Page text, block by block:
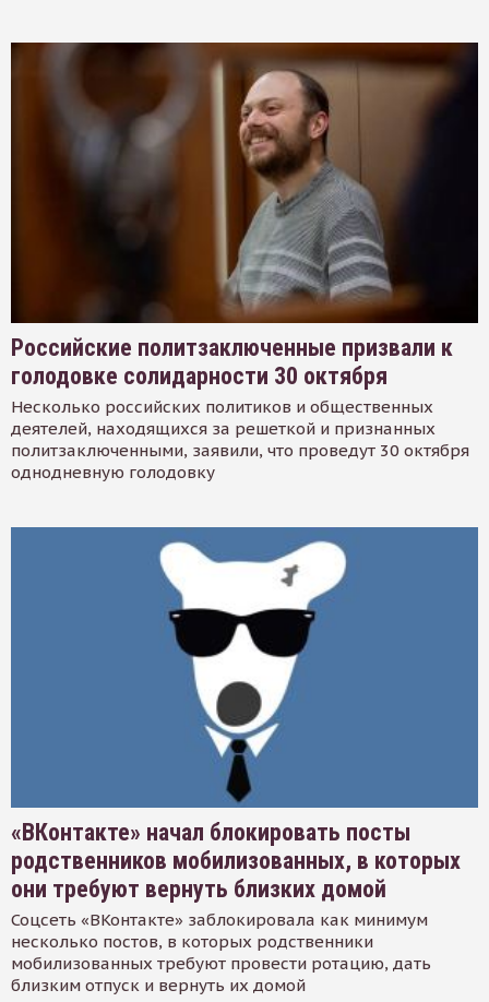
Российские политзаключенные призвали к
голодовке солидарности 30 октября
Несколько российских политиков и общественных
деятелей, находящихся за решеткой и признанных
политзаключенными, заявили, что проведут 30 октября
однодневную голодовку
«ВКонтакте» начал блокировать посты
родственников мобилизованных, в которых
они требуют вернуть близких домой
Соцсеть «ВКонтакте» заблокировала как минимум
несколько постов, в которых родственники
мобилизованных требуют провести ротацию, дать
близким отпуск и вернуть их домой